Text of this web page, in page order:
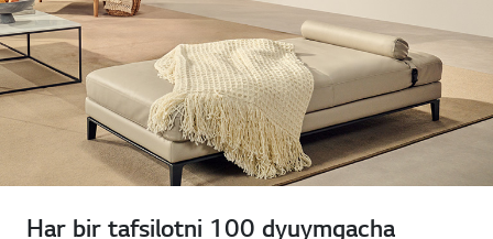
Har bir tafsilotni 100 dyuymgacha